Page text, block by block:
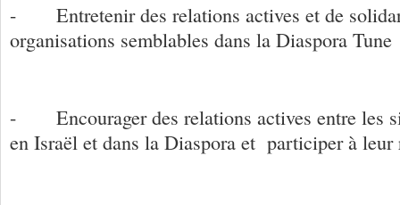
- Entretenir des relations actives et de
organisations semblables dans la Diaspora Tune
- Encourager des relations actives entre les
en Israël et dans la Diaspora et participer à